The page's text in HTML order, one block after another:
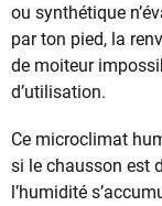
ou synthétique
par ton pied, la
de moiteur
d’utilisation.
Ce microclimat
si le chausson est
l’humidité